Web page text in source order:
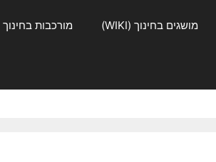
מושגים בחינוך (WIKI) מורכבות בחינוך